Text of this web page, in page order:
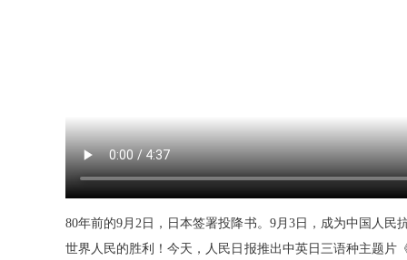
80年前的9月2日，日本签署投降书。9月3日，成为中国人
世界人民的胜利！今天，人民日报推出中英日三语种主题